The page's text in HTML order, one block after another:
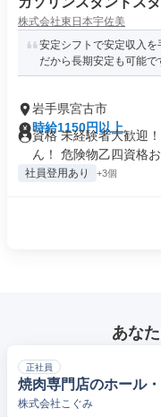
株式会社東日本宇佐美
安定シフトで安定収入
だから長期安定も可能で
岩手県宮古市
時給1150円以上
資格 未経験者大歓迎
ん！ 危険物乙四資格お
社員登用あり +3個
あな
正社員
焼肉専門店のホール
株式会社こぐみ